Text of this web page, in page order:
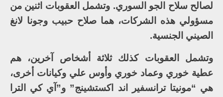
لصالح سلاح الجو السوري. وتشمل العقوبات اثنين من
مسؤولي هذه الشركات، هما صلاح حبيب وجونا لانغ
الصيني الجنسية.
وتشمل العقوبات كذلك ثلاثة أشخاص آخرين، هم
عطية خوري وعماد خوري وأوس علي وكيانات أخرى،
هي “مونيتا ترانسفير اند اكستشينج” و”آي كي الترا